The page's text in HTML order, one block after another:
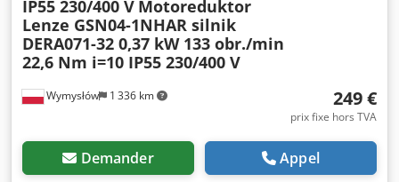
Wymysłów 1 336 km
IP55 230/400 V Motoreduktor
Lenze GSN04-1NHAR silnik
DERA071-32 0,37 kW 133 obr./min
22,6 Nm i=10 IP55 230/400 V
249 €
prix fixe hors TVA
Demander Appel